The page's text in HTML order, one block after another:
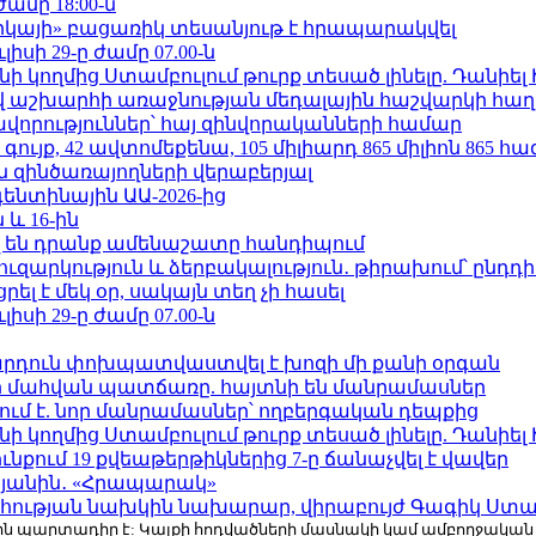
18:00-ն
բացառիկ տեսանյութ է հրապարակվել
29-ը ժամը 07.00-ն
Ստամբուլում թուրք տեսած լինելը. Դանիել
առաջնության մեդալային հաշվարկի
հայ զինվորականների համար
42 ավտոմեքենա, 105 միլիարդ 865 միլիոն 865
վերաբերյալ
ԱԱ-2026-ից
և 16-ին
դրանք ամենաշատը հանդիպում
և ձերբակալություն․ թիրախում՝
է մեկ օր, սակայն տեղ չի հասել
29-ը ժամը 07.00-ն
փոխպատվաստվել է խոզի մի քանի օրգան
մահվան պատճառը. հայտնի են մանրամասներ
է. նոր մանրամասներ՝ ողբերգական դեպքից
Ստամբուլում թուրք տեսած լինելը. Դանիել
19 քվեաթերթիկներից 7-ը ճանաչվել է վավեր
«Հրապարակ»
նախկին նախարար, վիրաբույժ Գագիկ
ին պարտադիր է: Կայքի հոդվածների մասնակի կամ